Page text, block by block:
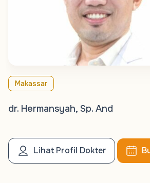
Makassar
dr. Hermansyah, Sp. And
Lihat Profil Dokter